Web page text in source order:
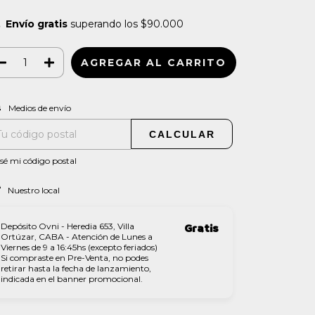
Envío gratis superando los $90.000
para el CP:
Medios de envío
CALCULAR
mi código postal
Nuestro local
Depósito Ovni - Heredia 653, Villa
Ortúzar, CABA - Atención de Lunes a
Viernes de 9 a 16:45hs (excepto feriados)
Si compraste en Pre-Venta, no podes
retirar hasta la fecha de lanzamiento,
indicada en el banner promocional.
Gratis